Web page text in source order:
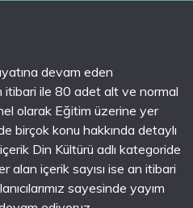
devam eden
itibari ile 80 adet alt ve normal
olarak Eğitim üzerine yer
birçok konu hakkında detaylı
Din Kültürü adlı kategoride
alan içerik sayısı ise an itibari
sayesinde yayım